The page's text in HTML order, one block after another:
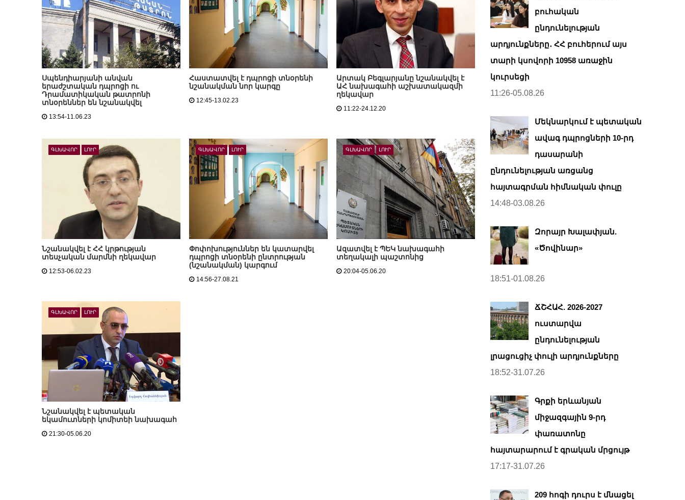
Սպենդիարյանի անվան
երաժշտական դպրոցի ու
Դրամատիկական թատրոնի
տնօրեններ են նշանակվել
13:54-11.06.23
Հաստատվել է դպրոցի տնօրենի
նշանակման նոր կարգը
12:45-13.02.23
Արտակ Բեգլարյանը նշանակվել է
ԱՀ նախագահի աշխատակազմի
ղեկավար
11:22-24.12.20
ԳԼԽԱՎՈՐ ԼՈՒՐ
Նշանակվել է ՀՀ կրթության
տեսչական մարմնի ղեկավար
12:53-06.02.23
ԳԼԽԱՎՈՐ ԼՈՒՐ
Փոփոխություններ են կատարվել
դպրոցի տնօրենի ընտրության
(նշանակման) կարգում
14:56-27.08.21
ԳԼԽԱՎՈՐ ԼՈՒՐ
Ազատվել է ՊԵԿ նախագահի
տեղակալի պաշտոնից
20:04-05.06.20
ԳԼԽԱՎՈՐ ԼՈՒՐ
Նշանակվել է պետական
եկամուտների կոմիտեի նախագահ
21:30-05.06.20
բուհական
ընդունելության
արդյունքները․ ՀՀ բուհերում այս
տարի կսովորի 10958 առաջին
կուրսեցի
11:26-05.08.26
Մեկնարկում է պետական
ավագ դպրոցների 10-րդ
դասարանի
ընդունելության առցանց
հայտագրման հիմնական փուլը
14:48-03.08.26
Զորայր Խալափյան.
«Ծովինար»
18:51-01.08.26
ՃՇՀԱՀ. 2026-2027
ուստարվա
ընդունելության
լրացուցիչ փուլի արդյունքները
18:52-31.07.26
Գրքի երևանյան
միջազգային 9-րդ
փառատոնը
հայտարարում է գրական մրցույթ
17:17-31.07.26
209 հոգի դուրս է մնացել